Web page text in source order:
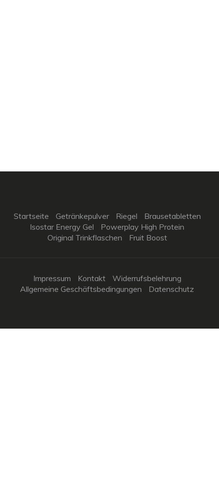
Startseite Getränkepulver Riegel
Brausetabletten
Isostar Energy Gel
Powerplay High Protein
Original Trinkflaschen
Fruit Boost
Impressum Kontakt
Widerrufsbelehrung
Allgemeine Geschäftsbedingungen
Datenschutz